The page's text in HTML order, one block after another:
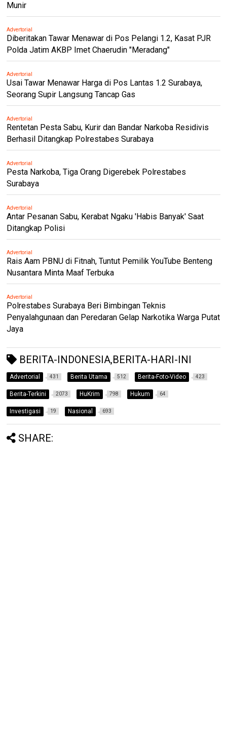
Munir
Advertorial
Diberitakan Tawar Menawar di Pos Pelangi 1.2, Kasat PJR
Polda Jatim AKBP Imet Chaerudin "Meradang"
Advertorial
Usai Tawar Menawar Harga di Pos Lantas 1.2 Surabaya,
Seorang Supir Langsung Tancap Gas
Advertorial
Rentetan Pesta Sabu, Kurir dan Bandar Narkoba Residivis
Berhasil Ditangkap Polrestabes Surabaya
Advertorial
Pesta Narkoba, Tiga Orang Digerebek Polrestabes
Surabaya
Advertorial
Antar Pesanan Sabu, Kerabat Ngaku 'Habis Banyak' Saat
Ditangkap Polisi
Advertorial
Rais Aam PBNU di Fitnah, Tuntut Pemilik YouTube Benteng
Nusantara Minta Maaf Terbuka
Advertorial
Polrestabes Surabaya Beri Bimbingan Teknis
Penyalahgunaan dan Peredaran Gelap Narkotika Warga Putat
Jaya
BERITA-INDONESIA,BERITA-HARI-INI
Advertorial 431 Berita Utama 512 Berita-Foto-Video 423
Berita-Terkini 2073 HuKrim 798 Hukum 64
Investigasi 19 Nasional 693
SHARE: